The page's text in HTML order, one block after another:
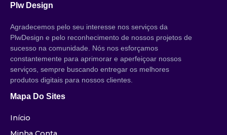
Plw Design
Agradecemos pelo seu interesse nos serviços da
PlwDesign e pelo reconhecimento de nossos projetos de
sucesso na comunidade. Nós nos esforçamos
constantemente para aprimorar e aperfeiçoar nossos
serviços, sempre buscando entregar os melhores
produtos digitais para nossos clientes.
Mapa Do Sites
Início